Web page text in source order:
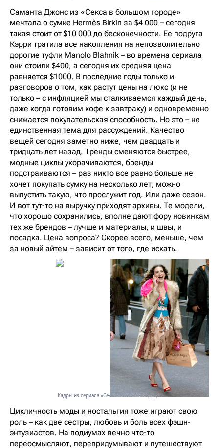
Саманта Джонс из «Секса в большом городе»
мечтала о сумке Hermès Birkin за $4 000 – сегодня
такая стоит от $10 000 до бесконечности. Ее подруга
Кэрри тратила все накопления на непозволительно
дорогие туфли Manolo Blahnik – во времена сериала
они стоили $400, а сегодня их средняя цена
равняется $1000. В последние годы только и
разговоров о том, как растут цены на люкс (и не
только – с инфляцией мы сталкиваемся каждый день,
даже когда готовим кофе к завтраку) и одновременно
снижается покупательская способность. Но это – не
единственная тема для рассуждений. Качество
вещей сегодня заметно ниже, чем двадцать и
тридцать лет назад. Тренды сменяются быстрее,
модные циклы укорачиваются, бренды
подстраиваются – раз никто все равно больше не
хочет покупать сумку на несколько лет, можно
выпустить такую, что прослужит год. Или даже сезон.
И вот тут-то на выручку приходят архивы. Те модели,
что хорошо сохранились, вполне дают фору новинкам
тех же брендов – лучше и материалы, и швы, и
посадка. Цена вопроса? Скорее всего, меньше, чем
за новый айтем – зависит от того, где искать.
Кадры из сериала «Секс в большом городе»
Цикличность моды и ностальгия тоже играют свою
роль – как две сестры, любовь и боль всех фэшн-
энтузиастов. На подиумах вечно что-то
переосмысляют, перепридумывают и путешествуют